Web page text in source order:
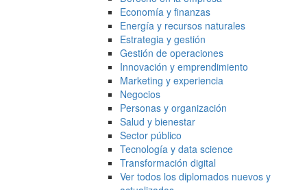
Economía y finanzas
Energía y recursos naturales
Estrategia y gestión
Gestión de operaciones
Innovación y emprendimiento
Marketing y experiencia
Negocios
Personas y organización
Salud y bienestar
Sector público
Tecnología y data science
Transformación digital
Ver todos los diplomados nuevos y